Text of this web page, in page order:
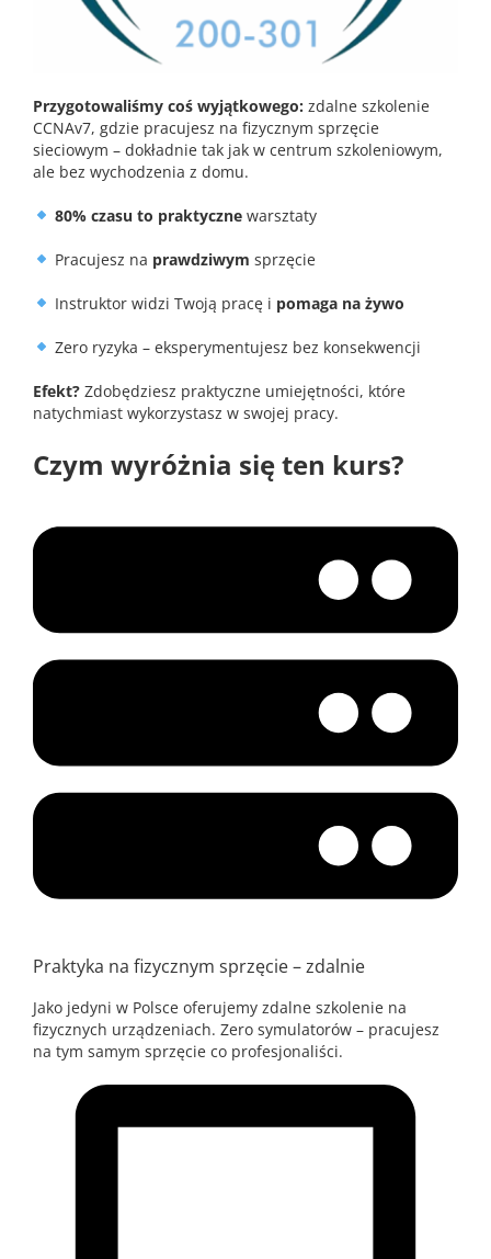
Przygotowaliśmy coś wyjątkowego: zdalne szkolenie
CCNAv7, gdzie pracujesz na fizycznym sprzęcie
sieciowym – dokładnie tak jak w centrum szkoleniowym,
ale bez wychodzenia z domu.
80% czasu to praktyczne warsztaty
Pracujesz na prawdziwym sprzęcie
Instruktor widzi Twoją pracę i pomaga na żywo
Zero ryzyka – eksperymentujesz bez konsekwencji
Efekt? Zdobędziesz praktyczne umiejętności, które
natychmiast wykorzystasz w swojej pracy.
Czym wyróżnia się ten kurs?
Praktyka na fizycznym sprzęcie – zdalnie
Jako jedyni w Polsce oferujemy zdalne szkolenie na
fizycznych urządzeniach. Zero symulatorów – pracujesz
na tym samym sprzęcie co profesjonaliści.